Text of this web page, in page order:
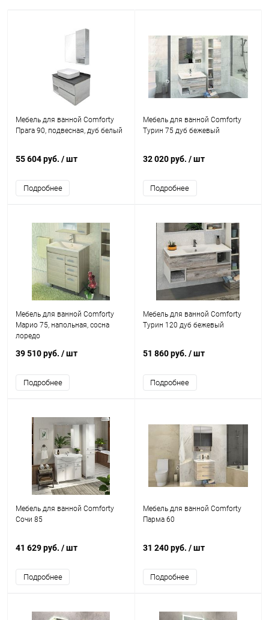
Мебель для ванной Comforty
Прага 90, подвесная, дуб белый
55 604 руб. / шт
Подробнее
Мебель для ванной Comforty
Турин 75 дуб бежевый
32 020 руб. / шт
Подробнее
Мебель для ванной Comforty
Марио 75, напольная, сосна
лоредо
39 510 руб. / шт
Подробнее
Мебель для ванной Comforty
Турин 120 дуб бежевый
51 860 руб. / шт
Подробнее
Мебель для ванной Comforty
Сочи 85
41 629 руб. / шт
Подробнее
Мебель для ванной Comforty
Парма 60
31 240 руб. / шт
Подробнее